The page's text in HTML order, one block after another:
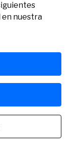
derechos
en nuestra